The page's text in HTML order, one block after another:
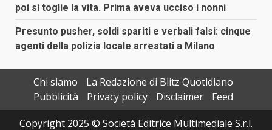
poi si toglie la vita. Prima aveva ucciso i nonni
Presunto pusher, soldi spariti e verbali falsi: cinque
agenti della polizia locale arrestati a Milano
Chi siamo
La Redazione di Blitz Quotidiano
Pubblicità
Privacy policy Disclaimer
Feed
Copyright 2025 © Società Editrice Multimediale S.r.l.